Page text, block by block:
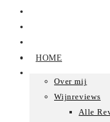
HOME
Over mij
Wijnreviews
Alle